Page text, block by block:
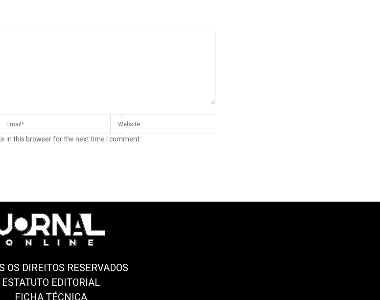
in this browser for the next time I comment.
OS DIREITOS RESERVADOS
ESTATUTO EDITORIAL
FICHA TÉCNICA